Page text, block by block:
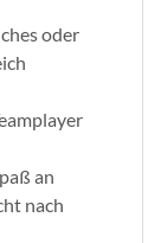
oder
an
nach